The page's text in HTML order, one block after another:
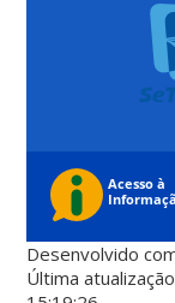
Desenvolvido
Última